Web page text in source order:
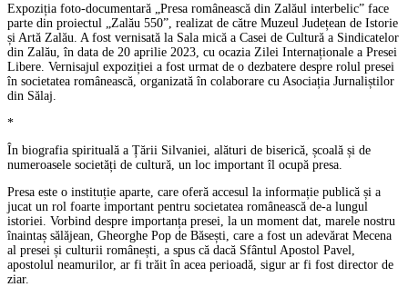
Expoziția foto-documentară „Presa românească din Zalăul interbelic” face
parte din proiectul „Zalău 550”, realizat de către Muzeul Județean de Istorie
și Artă Zalău. A fost vernisată la Sala mică a Casei de Cultură a Sindicatelor
din Zalău, în data de 20 aprilie 2023, cu ocazia Zilei Internaționale a Presei
Libere. Vernisajul expoziției a fost urmat de o dezbatere despre rolul presei
în societatea românească, organizată în colaborare cu Asociația Jurnaliștilor
din Sălaj.
*
În biografia spirituală a Țării Silvaniei, alături de biserică, școală și de
numeroasele societăți de cultură, un loc important îl ocupă presa.
Presa este o instituție aparte, care oferă accesul la informație publică și a
jucat un rol foarte important pentru societatea românească de-a lungul
istoriei. Vorbind despre importanța presei, la un moment dat, marele nostru
înaintaș sălăjean, Gheorghe Pop de Băsești, care a fost un adevărat Mecena
al presei și culturii românești, a spus că dacă Sfântul Apostol Pavel,
apostolul neamurilor, ar fi trăit în acea perioadă, sigur ar fi fost director de
ziar.